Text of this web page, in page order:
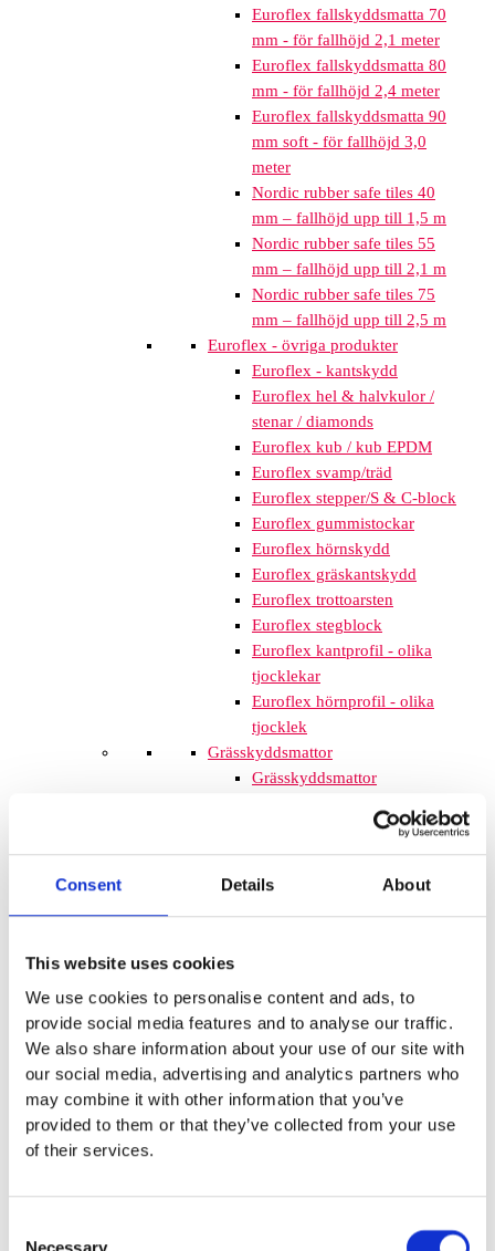
Consent Details About
This website uses cookies
We use cookies to personalise content and ads, to
provide social media features and to analyse our traffic.
We also share information about your use of our site with
our social media, advertising and analytics partners who
may combine it with other information that you’ve
provided to them or that they’ve collected from your use
of their services.
Necessary
Euroflex fallskyddsmatta 70
mm - för fallhöjd 2,1 meter
Euroflex fallskyddsmatta 80
mm - för fallhöjd 2,4 meter
Euroflex fallskyddsmatta 90
mm soft - för fallhöjd 3,0
meter
Nordic rubber safe tiles 40
mm – fallhöjd upp till 1,5 m
Nordic rubber safe tiles 55
mm – fallhöjd upp till 2,1 m
Nordic rubber safe tiles 75
mm – fallhöjd upp till 2,5 m
Euroflex - övriga produkter
Euroflex - kantskydd
Euroflex hel & halvkulor /
stenar / diamonds
Euroflex kub / kub EPDM
Euroflex svamp/träd
Euroflex stepper/S & C-block
Euroflex gummistockar
Euroflex hörnskydd
Euroflex gräskantskydd
Euroflex trottoarsten
Euroflex stegblock
Euroflex kantprofil - olika
tjocklekar
Euroflex hörnprofil - olika
tjocklek
Grässkyddsmattor
Grässkyddsmattor
Corkeen
Euroflex förankring, tillbehör och
Skapa livfulla offentliga miljöer Att
färgglada och engagerande ytor har
aldrig varit enklare. Med
asfaltsmålningar kan du göra
skolgårdar, förskolegårdar och andra
offentliga platser mer levande och
inbjudande. Det handlar inte bara
är en kreativ lösning som passar